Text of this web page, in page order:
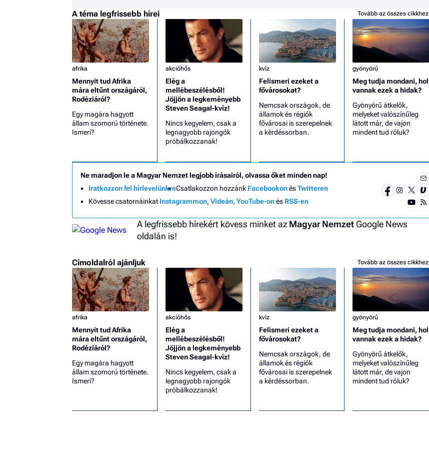
A téma legfrissebb hírei Tovább az összes cikkhez
afrika
Mennyit tud Afrika
mára eltűnt országáról,
Rodéziáról?
Egy magára hagyott
állam szomorú története.
Ismeri?
akcióhős
Elég a
mellébeszélésből!
Jöjjön a legkeményebb
Steven Seagal-kvíz!
Nincs kegyelem, csak a
legnagyobb rajongók
próbálkozzanak!
kvíz
Felismeri ezeket a
fővárosokat?
Nemcsak országok, de
államok és régiók
fővárosai is szerepelnek
a kérdéssorban.
gyönyörű
Meg tudja mondani, hol
vannak ezek a hidak?
Gyönyörű átkelők,
melyeket valószínűleg
látott már, de vajon
mindent tud róluk?
Ne maradjon le a Magyar Nemzet legjobb írásairól, olvassa őket minden nap!
Iratkozzon fel hírlevelünkreCsatlakozzon hozzánk FacebookonésTwitteren
Kövesse csatornáinkat Instagrammon, Videán, YouTube-onés RSS-en
A legfrissebb hírekért kövess minket az Magyar Nemzet Google News
oldalán is!
Címoldalról ajánljuk Tovább az összes cikkhez
afrika
Mennyit tud Afrika
mára eltűnt országáról,
Rodéziáról?
Egy magára hagyott
állam szomorú története.
Ismeri?
akcióhős
Elég a
mellébeszélésből!
Jöjjön a legkeményebb
Steven Seagal-kvíz!
Nincs kegyelem, csak a
legnagyobb rajongók
próbálkozzanak!
kvíz
Felismeri ezeket a
fővárosokat?
Nemcsak országok, de
államok és régiók
fővárosai is szerepelnek
a kérdéssorban.
gyönyörű
Meg tudja mondani, hol
vannak ezek a hidak?
Gyönyörű átkelők,
melyeket valószínűleg
látott már, de vajon
mindent tud róluk?